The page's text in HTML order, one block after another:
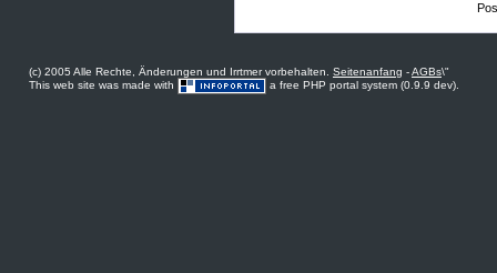
(c) 2005 Alle Rechte, Änderungen und Irrtmer vorbehalten. Seitenanfang -AGBs\"
This web site was made with
a free PHP portal system (0.9.9 dev).